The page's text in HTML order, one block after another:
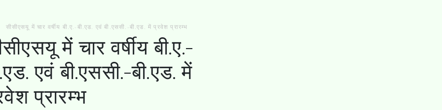
सीसीएसयू में चार वर्षीय बी.ए.-बी.एड. एवं बी.एससी.-बी.एड. में प्रवेश प्रारम्भ
में चार वर्षीय बी.ए.-
एवं बी.एससी.-बी.एड. में
प्रारम्भ